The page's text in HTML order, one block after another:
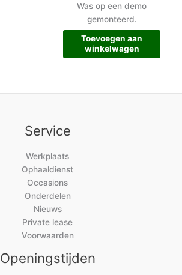
Was op een demo
gemonteerd.
Toevoegen aan
winkelwagen
Service
Werkplaats
Ophaaldienst
Occasions
Onderdelen
Nieuws
Private lease
Voorwaarden
Openingstijden